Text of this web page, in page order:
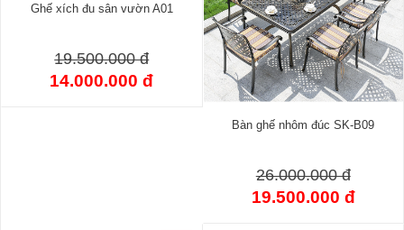
Ghế xích đu sân vườn A01
19.500.000 đ
14.000.000 đ
Bàn ghế nhôm đúc SK-B09
26.000.000 đ
19.500.000 đ